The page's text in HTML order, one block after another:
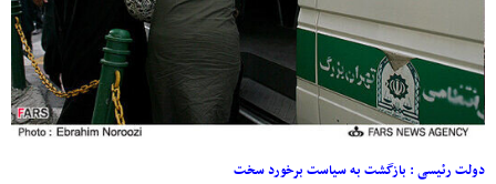
دولت رئیسی : بازگشت به سیاست برخورد سخت